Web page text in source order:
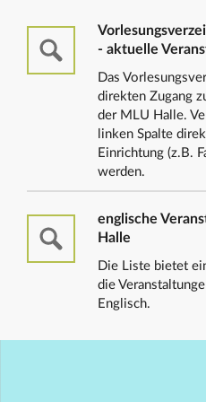
- aktuelle
Das
direkten Zugang
der MLU Halle.
linken Spalte
Einrichtung (z.B.
werden.
englische
Halle
Die Liste bietet
die
Englisch.